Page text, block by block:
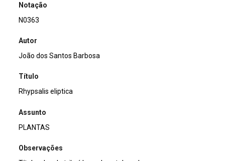
Notação
N0363
Autor
João dos Santos Barbosa
Título
Rhypsalis eliptica
Assunto
PLANTAS
Observações